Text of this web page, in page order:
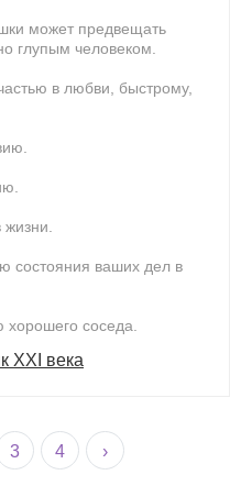
может предвещать
глупым человеком.
в любви, быстрому,
состояния ваших дел в
соседа.
XXI века
3 4 ›